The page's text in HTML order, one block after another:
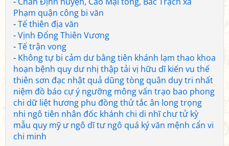
Phạm quận công bi văn
-Tế thiên địa văn
-Vịnh Đổng Thiên Vương
-Tế trận vong
- Không tự bi cảm dư bằng tiên khánh lạm thao khoa
hoạn bệnh quy dư nhị thập tải vị hữu dĩ kiến vu thế
thiên sơn đạc nhật quả dũng tòng quân duy tri nhất
niệm đồ báo cự ý ngưỡng mông vấn trạo bao phong
chi dữ liệt hương phu đồng thử tắc ân long trọng
nhi ngô tiên nhân đốc khánh chi di nhĩ chư tử kỳ
mẫu quy mỹ ư ngô dĩ tư ngô quá ký văn mệnh cẩn vi
chi minh